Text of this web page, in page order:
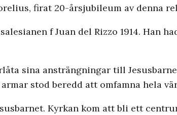
firat 20-årsjubileum av denna
f Juan del Rizzo 1914. Han
sina ansträngningar till
stod beredd att omfamna hela
Kyrkan kom att bli ett